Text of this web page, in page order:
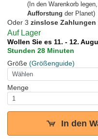
(In den Warenkorb
Aufforstung der Planet)
Oder 3 zinslose Zahlungen
Auf Lager
Wollen Sie es 11. - 12.
Stunden 28 Minuten
Größe (Größenguide)
Menge
In den